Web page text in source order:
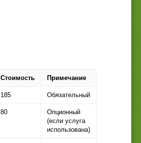
Стоимость Примечание
185 Обязательный
80
Опционный
(если услуга
использована)